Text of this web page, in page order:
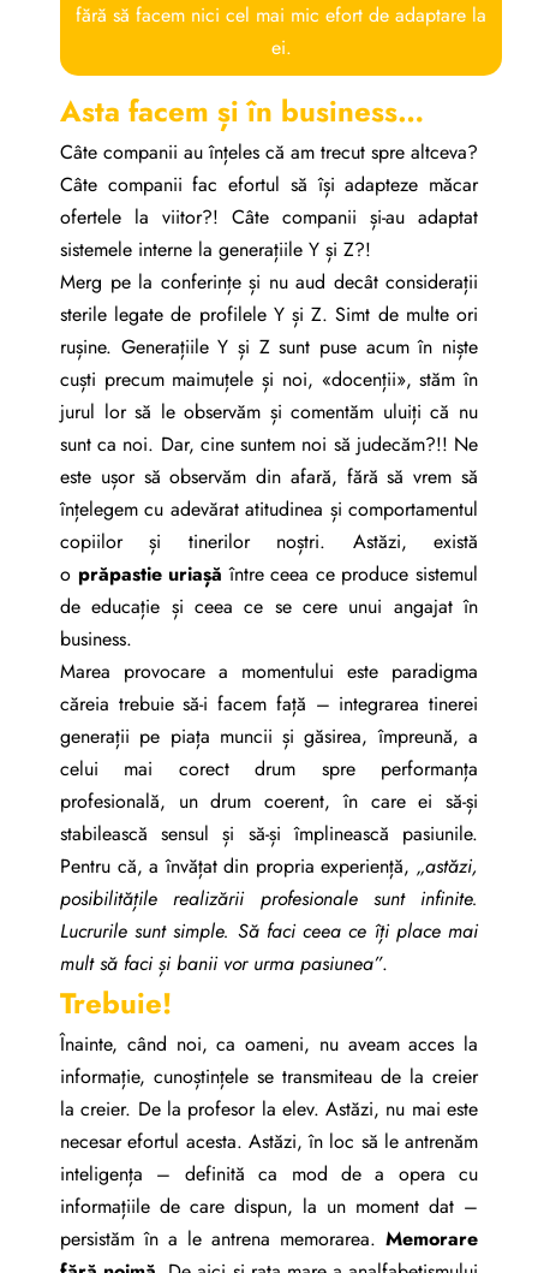
fără să facem nici cel mai mic efort de adaptare la
ei.
Asta facem și în business…
Câte companii au înțeles că am trecut spre altceva?
Câte companii fac efortul să își adapteze măcar
ofertele la viitor?! Câte companii și-au adaptat
sistemele interne la generațiile Y și Z?!
Merg pe la conferințe și nu aud decât considerații
sterile legate de profilele Y și Z. Simt de multe ori
rușine. Generațiile Y și Z sunt puse acum în niște
cuști precum maimuțele și noi, «docenții», stăm în
jurul lor să le observăm și comentăm uluiți că nu
sunt ca noi. Dar, cine suntem noi să judecăm?!! Ne
este ușor să observăm din afară, fără să vrem să
înțelegem cu adevărat atitudinea și comportamentul
copiilor și tinerilor noștri. Astăzi, există
o prăpastie uriașă între ceea ce produce sistemul
de educație și ceea ce se cere unui angajat în
business.
Marea provocare a momentului este paradigma
căreia trebuie să-i facem față – integrarea tinerei
generații pe piața muncii și găsirea, împreună, a
celui mai corect drum spre performanța
profesională, un drum coerent, în care ei să-și
stabilească sensul și să-și împlinească pasiunile.
Pentru că, a învățat din propria experiență, „astăzi,
posibilitățile realizării profesionale sunt infinite.
Lucrurile sunt simple. Să faci ceea ce îți place mai
mult să faci și banii vor urma pasiunea”.
Trebuie!
Înainte, când noi, ca oameni, nu aveam acces la
informație, cunoștințele se transmiteau de la creier
la creier. De la profesor la elev. Astăzi, nu mai este
necesar efortul acesta. Astăzi, în loc să le antrenăm
inteligența – definită ca mod de a opera cu
informațiile de care dispun, la un moment dat –
persistăm în a le antrena memorarea. Memorare